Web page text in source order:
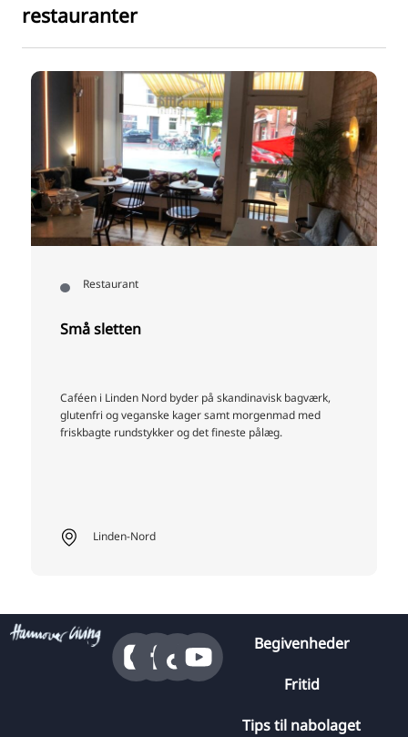
restauranter
Restaurant
Små sletten
Caféen i Linden Nord byder på skandinavisk bagværk,
glutenfri og veganske kager samt morgenmad med
friskbagte rundstykker og det fineste pålæg.
Linden-Nord
Begivenheder
Fritid
Tips til nabolaget